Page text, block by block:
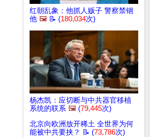
红朝乱象：他抓人贩子 警察禁锢
他 🖼️ 📝 (180,034次)
杨杰凯：应切断与中共器官移植
系统的联系 🖼️ (79,445次)
北京向欧洲放开稀土 全世界为何
能被中共要挟？ 📝 (73,786次)